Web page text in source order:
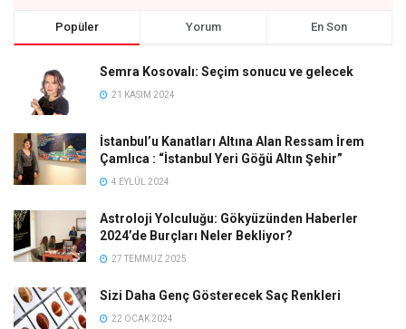
Popüler Yorum En Son
Semra Kosovalı: Seçim sonucu ve gelecek
21 KASIM 2024
İstanbul’u Kanatları Altına Alan Ressam İrem
Çamlıca : “İstanbul Yeri Göğü Altın Şehir”
4 EYLÜL 2024
Astroloji Yolculuğu: Gökyüzünden Haberler
2024’de Burçları Neler Bekliyor?
27 TEMMUZ 2025
Sizi Daha Genç Gösterecek Saç Renkleri
22 OCAK 2024